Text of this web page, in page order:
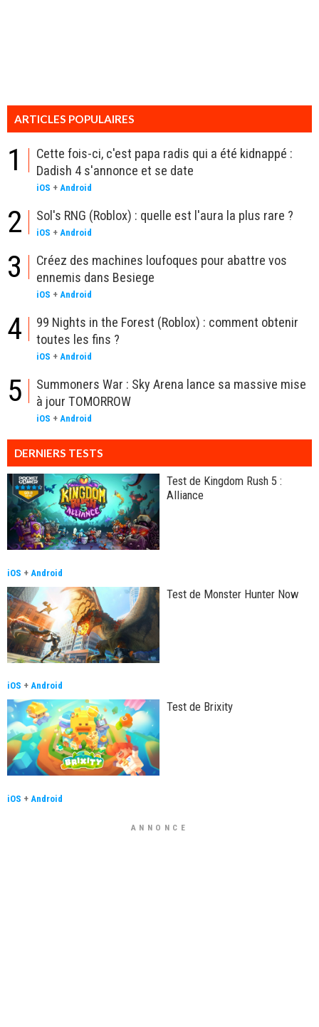
ARTICLES POPULAIRES
1
Cette fois-ci, c'est papa radis qui a été kidnappé :
Dadish 4 s'annonce et se date
iOS + Android
2 Sol's RNG (Roblox) : quelle est l'aura la plus rare ?
iOS + Android
3
Créez des machines loufoques pour abattre vos
ennemis dans Besiege
iOS + Android
4
99 Nights in the Forest (Roblox) : comment obtenir
toutes les fins ?
iOS + Android
5
Summoners War : Sky Arena lance sa massive mise
à jour TOMORROW
iOS + Android
DERNIERS TESTS
Test de Kingdom Rush 5 :
Alliance
iOS + Android
Test de Monster Hunter Now
iOS + Android
Test de Brixity
iOS + Android
ANNONCE